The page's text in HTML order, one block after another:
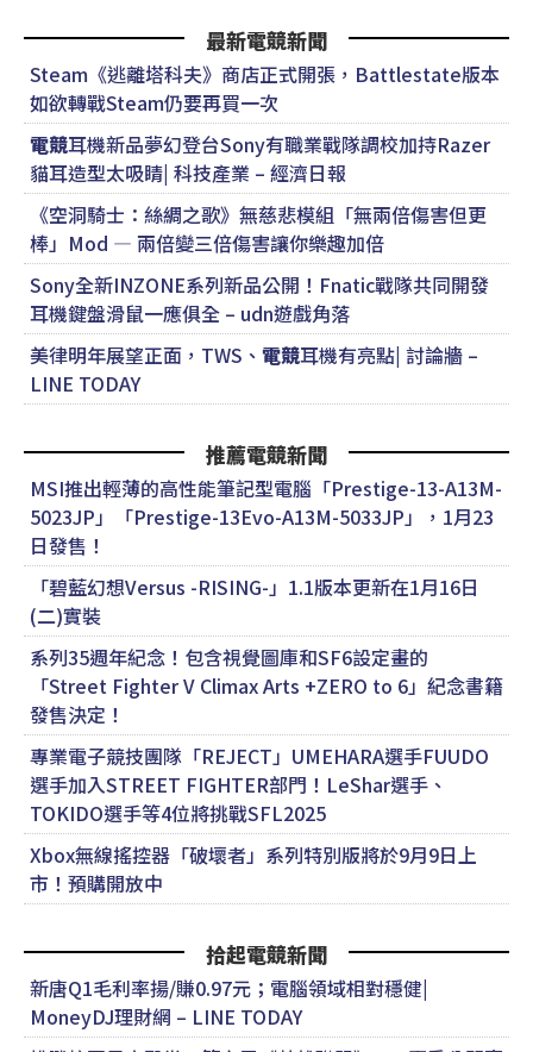
最新電競新聞
Steam《逃離塔科夫》商店正式開張，Battlestate版本
如欲轉戰Steam仍要再買一次
電競耳機新品夢幻登台Sony有職業戰隊調校加持Razer
貓耳造型太吸睛| 科技產業 – 經濟日報
《空洞騎士：絲綢之歌》無慈悲模組「無兩倍傷害但更
棒」Mod — 兩倍變三倍傷害讓你樂趣加倍
Sony全新INZONE系列新品公開！Fnatic戰隊共同開發
耳機鍵盤滑鼠一應俱全 – udn遊戲角落
美律明年展望正面，TWS、 電競耳機有亮點| 討論牆 –
LINE TODAY
推薦電競新聞
MSI推出輕薄的高性能筆記型電腦「Prestige-13-A13M-
5023JP」「Prestige-13Evo-A13M-5033JP」，1月23
日發售！
「碧藍幻想Versus -RISING-」1.1版本更新在1月16日
(二)實裝
系列35週年紀念！包含視覺圖庫和SF6設定畫的
「Street Fighter V Climax Arts +ZERO to 6」紀念書籍
發售決定！
專業電子競技團隊「REJECT」UMEHARA選手FUUDO
選手加入STREET FIGHTER部門！LeShar選手、
TOKIDO選手等4位將挑戰SFL2025
Xbox無線搖控器「破壞者」系列特別版將於9月9日上
市！預購開放中
拾起電競新聞
新唐Q1毛利率揚/賺0.97元；電腦領域相對穩健|
MoneyDJ理財網 – LINE TODAY